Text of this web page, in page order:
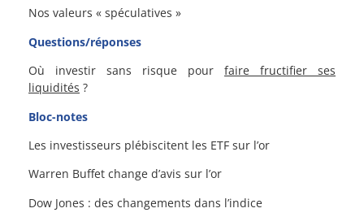
Nos valeurs « spéculatives »
Questions/réponses
Où investir sans risque pour faire fructifier ses
liquidités ?
Bloc-notes
Les investisseurs plébiscitent les ETF sur l’or
Warren Buffet change d’avis sur l’or
Dow Jones : des changements dans l’indice